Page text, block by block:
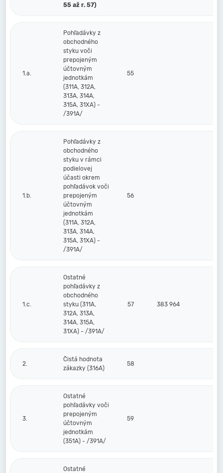
55 až r. 57)
1.a.
Pohľadávky z
obchodného
styku voči
prepojeným
účtovným
jednotkám
(311A, 312A,
313A, 314A,
315A, 31XA) -
/391A/
55
1.b.
Pohľadávky z
obchodného
styku v rámci
podielovej
účasti okrem
pohľadávok voči
prepojeným
účtovným
jednotkám
(311A, 312A,
313A, 314A,
315A, 31XA) -
/391A/
56
1.c.
Ostatné
pohľadávky z
obchodného
styku (311A,
312A, 313A,
314A, 315A,
31XA) - /391A/
57 383 964
2.
Čistá hodnota
zákazky (316A)
58
3.
Ostatné
pohľadávky voči
prepojeným
účtovným
jednotkám
(351A) - /391A/
59
Ostatné